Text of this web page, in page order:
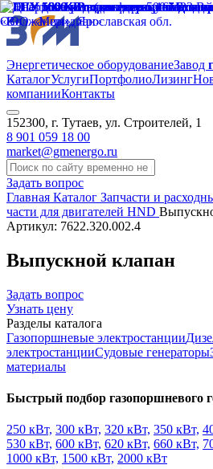
Энергетическое оборудованиеЗавод
КаталогУслугиПортфолиоЛизинг
компанииКонтакты
152300, г. Тутаев, ул. Строителей, 1
8 901 059 18 00
market@gmenergo.ru
Задать вопрос
Главная Каталог Запчасти и
части для двигателей HND
Артикул: 7622.320.002.4
Выпускной клапан
Задать вопрос
Узнать цену
Разделы каталога
Газопоршневые электростанции
электростанцииСудовые генераторы
материалы
Быстрый подбор газопоршневого
250 кВт, 300 кВт, 320 кВт, 350 кВт,
530 кВт, 600 кВт, 620 кВт, 660 кВт,
1000 кВт, 1500 кВт, 2000 кВт